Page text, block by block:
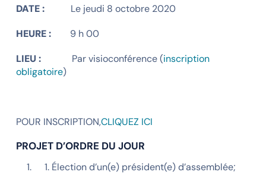
DATE :Le jeudi 8 octobre 2020
HEURE :9 h 00
LIEU :
Par visioconférence (inscription
obligatoire)
POUR INSCRIPTION,CLIQUEZ ICI
PROJET D’ORDRE DU JOUR
Élection d’un(e) président(e) d’assemblée;